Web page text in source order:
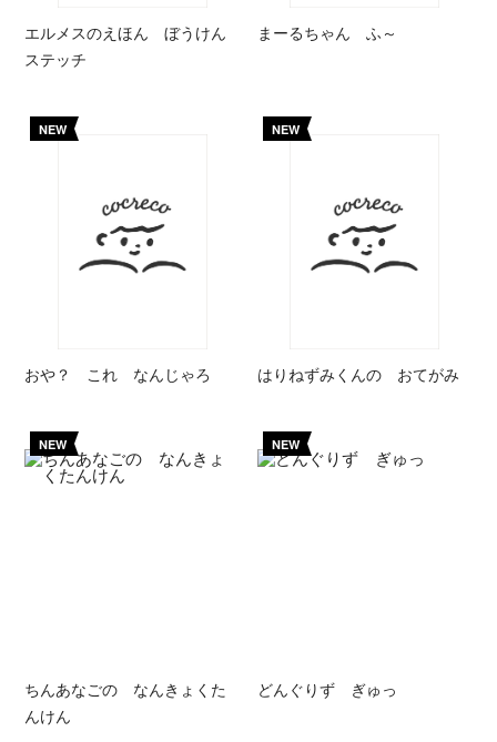
エルメスのえほん ぼうけん
ステッチ
まーるちゃん ふ～
NEW
おや？ これ なんじゃろ
NEW
はりねずみくんの おてがみ
NEW
ちんあなごの なんきょくた
んけん
NEW
どんぐりず ぎゅっ